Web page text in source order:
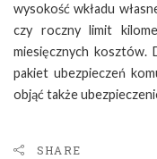
wysokość wkładu
czy roczny limit
miesięcznych
pakiet ubezpieczeń
objąć także
SHARE